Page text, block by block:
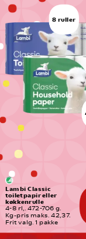
Lambi Classic
toiletpapir eller
køkkenrulle
4-8 rl,. 472-706 g.
Kg-pris maks. 42,37.
Frit valg. 1 pakke
8 ruller